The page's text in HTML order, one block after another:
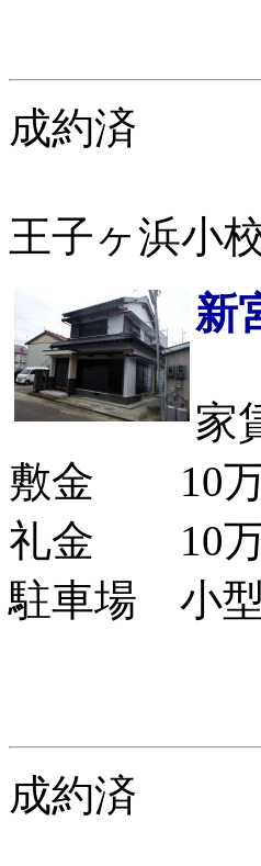
成約済
王子ヶ浜小
新
家
敷金 10万
礼金 10万
駐車場 小
成約済